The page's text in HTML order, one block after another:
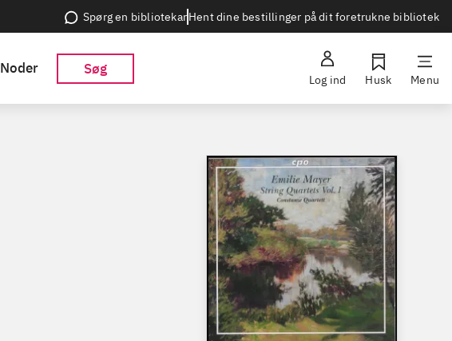
Spørg en bibliotekarHent dine bestillinger på dit foretrukne bibliotek
Noder Søg
Log ind Husk Menu